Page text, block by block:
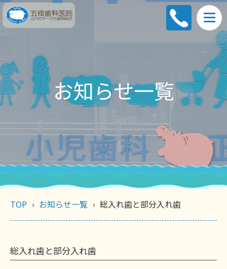
お知らせ一覧
TOP お知らせ一覧 総入れ歯と部分入れ歯
総入れ歯と部分入れ歯